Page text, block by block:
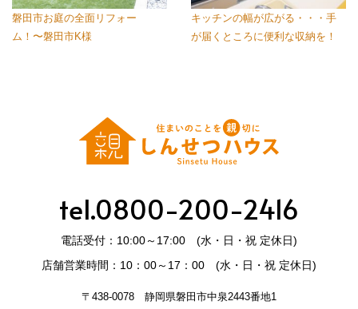
磐田市お庭の全面リフォー
ム！〜磐田市K様
キッチンの幅が広がる・・・手
が届くところに便利な収納を！
tel.0800-200-2416
電話受付：10:00～17:00 (水・日・祝 定休日)
店舗営業時間：10：00～17：00 (水・日・祝 定休日)
〒438-0078 静岡県磐田市中泉2443番地1